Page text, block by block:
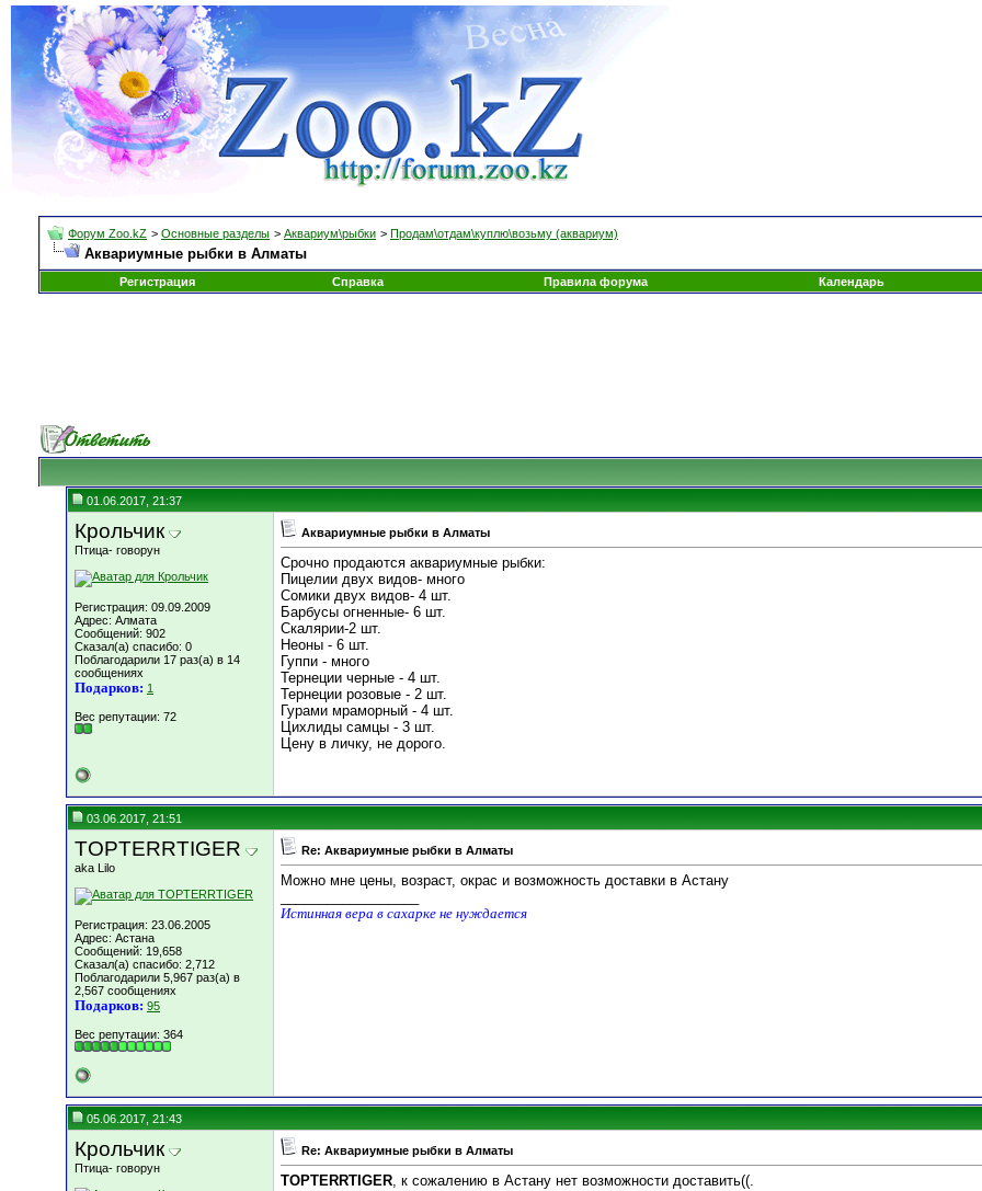
Форум Zoo.kZ > Основные разделы > Аквариум\рыбки > Продам\отдам\куплю\возьму (аквариум)
Аквариумные рыбки в Алматы
Регистрация Справка Правила форума Календарь
01.06.2017, 21:37
Крольчик
Птица- говорун
Регистрация: 09.09.2009
Адрес: Алмата
Сообщений: 902
Сказал(а) спасибо: 0
Поблагодарили 17 раз(а) в 14
сообщениях
Подарков: 1
Вес репутации: 72
Аквариумные рыбки в Алматы
Срочно продаются аквариумные рыбки:
Пицелии двух видов- много
Сомики двух видов- 4 шт.
Барбусы огненные- 6 шт.
Скалярии-2 шт.
Неоны - 6 шт.
Гуппи - много
Тернеции черные - 4 шт.
Тернеции розовые - 2 шт.
Гурами мраморный - 4 шт.
Цихлиды самцы - 3 шт.
Цену в личку, не дорого.
03.06.2017, 21:51
TOPTERRTIGER
aka Lilo
Регистрация: 23.06.2005
Адрес: Астана
Сообщений: 19,658
Сказал(а) спасибо: 2,712
Поблагодарили 5,967 раз(а) в
2,567 сообщениях
Подарков: 95
Вес репутации: 364
Re: Аквариумные рыбки в Алматы
Можно мне цены, возраст, окрас и возможность доставки в Астану
Истинная вера в сахарке не нуждается
05.06.2017, 21:43
Крольчик
Птица- говорун
Re: Аквариумные рыбки в Алматы
TOPTERRTIGER, к сожалению в Астану нет возможности доставить((.